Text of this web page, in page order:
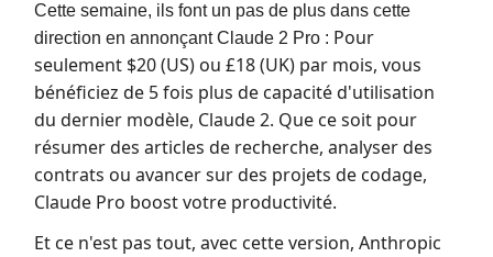
Cette semaine, ils font un pas de plus dans cette
direction en annonçant Claude 2 Pro : Pour
seulement $20 (US) ou £18 (UK) par mois, vous
bénéficiez de 5 fois plus de capacité d'utilisation
du dernier modèle, Claude 2. Que ce soit pour
résumer des articles de recherche, analyser des
contrats ou avancer sur des projets de codage,
Claude Pro boost votre productivité.
Et ce n'est pas tout, avec cette version, Anthropic